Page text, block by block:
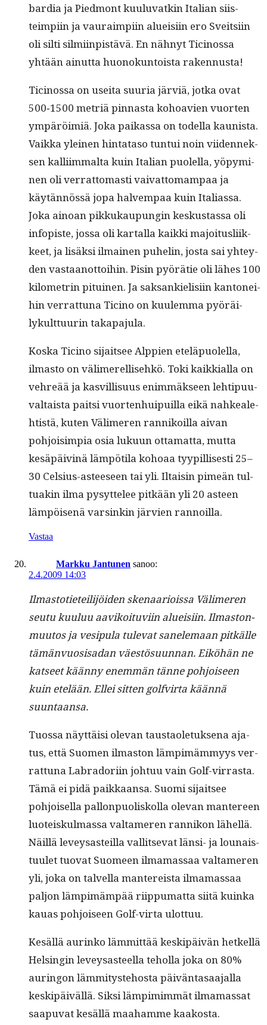
bar­dia ja Pied­mont kuu­lu­vatkin Ital­ian siis­
teimpi­in ja vau­raimpi­in alueisi­in ero Sveit­si­in
oli silti silmi­in­pistävä. En näh­nyt Tici­nos­sa
yhtään ain­ut­ta huonokun­toista rakennusta!
Tici­nos­sa on usei­ta suuria järviä, jot­ka ovat
500‑1500 metriä pin­nas­ta kohoavien vuorten
ympäröim­iä. Joka paikas­sa on todel­la kau­nista.
Vaik­ka yleinen hin­tata­so tun­tui noin viiden­nek­
sen kalli­im­mal­ta kuin Ital­ian puolel­la, yöpymi­
nen oli ver­rat­tomasti vai­vat­tomam­paa ja
käytän­nössä jopa halvem­paa kuin Ital­ias­sa.
Joka ain­oan pikkukaupun­gin keskus­tas­sa oli
infopiste, jos­sa oli kar­tal­la kaik­ki majoi­tus­li­ik­
keet, ja lisäk­si ilmainen puhe­lin, jos­ta sai yhtey­
den vas­taan­ot­toi­hin. Pisin pyörätie oli läh­es 100
kilo­metrin pitu­inen. Ja sak­sankielisi­in kan­tonei­
hin ver­rat­tuna Tici­no on kuulem­ma pyöräi­
lykult­tuurin takapajula.
Kos­ka Tici­no sijait­see Alp­pi­en eteläpuolel­la,
ilmas­to on välimerel­lisehkö. Toki kaikkial­la on
vehreää ja kasvil­lisu­us enim­mäk­seen lehtipu­u­
val­taista pait­si vuorten­huipuil­la eikä nahkeale­
htistä, kuten Välimeren ran­nikoil­la aivan
pohjoisimpia osia luku­un otta­mat­ta, mut­ta
kesäpäiv­inä läm­pöti­la kohoaa tyyp­il­lis­es­ti 25–
30 Cel­sius-asteeseen tai yli. Iltaisin pimeän tul­
tuakin ilma pysyt­telee pitkään yli 20 asteen
läm­pöisenä varsinkin järvien rannoilla.
Vastaa
Markku Jantunen sanoo:
2.4.2009 14:03
Ilmas­toti­eteil­i­jöi­den ske­naar­i­ois­sa Välimeren
seu­tu kuu­luu aavikoitu­vi­in alueisi­in. Ilmas­ton­
muu­tos ja vesip­u­la tule­vat sanele­maan pitkälle
tämän­vu­o­sisadan väestö­su­un­nan. Eiköhän ne
kat­seet kään­ny enem­män tänne pohjoiseen
kuin etelään. Ellei sit­ten golfvir­ta kään­nä
suuntaansa.
Tuos­sa näyt­täisi ole­van taus­tao­le­tuk­se­na aja­
tus, että Suomen ilmas­ton lämpimäm­myys ver­
rat­tuna Labradori­in johtuu vain Golf-vir­ras­ta.
Tämä ei pidä paikkaansa. Suo­mi sijait­see
pohjoisel­la pal­lon­puoliskol­la ole­van man­tereen
luoteiskul­mas­sa val­tameren ran­nikon lähel­lä.
Näil­lä lev­eysasteil­la val­lit­se­vat län­si- ja lounais­
tu­ulet tuo­vat Suomeen ilma­mas­saa val­tameren
yli, joka on talvel­la man­tereista ilma­mas­saa
paljon lämpimäm­pää riip­pumat­ta siitä kuin­ka
kauas pohjoiseen Golf-vir­ta ulottuu.
Kesäl­lä aurinko läm­mit­tää keskipäivän het­kel­lä
Helsin­gin lev­eysas­teel­la tehol­la joka on 80%
auringon läm­mi­tys­te­hos­ta päivän­tasaa­jal­la
keskipäiväl­lä. Sik­si lämpim­im­mät ilma­mas­sat
saa­pu­vat kesäl­lä maa­hamme kaakosta.